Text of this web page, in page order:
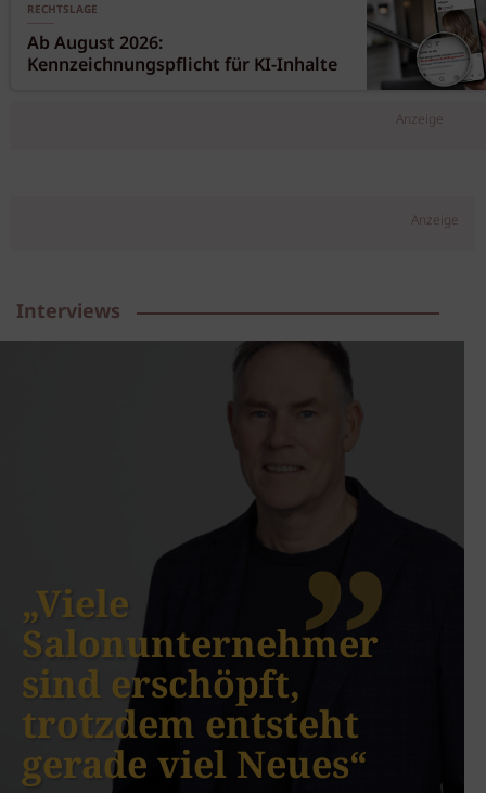
RECHTSLAGE
Ab August 2026:
Kennzeichnungspflicht für KI-Inhalte
Anzeige
Anzeige
Interviews
„Viele
Salonunternehmer
sind erschöpft,
trotzdem entsteht
gerade viel Neues“